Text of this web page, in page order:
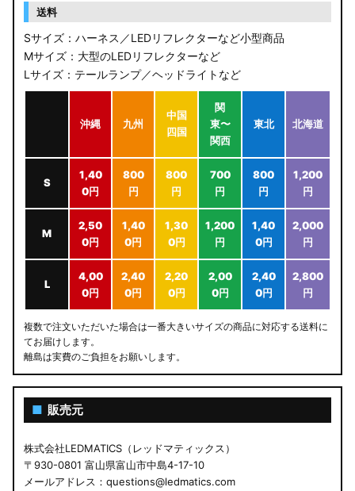
送料
Sサイズ：ハーネス／LEDリフレクターなど小型商品
Mサイズ：大型のLEDリフレクターなど
Lサイズ：テールランプ／ヘッドライトなど
沖縄 九州
中国
四国
関
東〜
関西
東北 北海道
S
1,40
0円
800
円
800
円
700
円
800
円
1,200
円
M
2,50
0円
1,40
0円
1,30
0円
1,200
円
1,40
0円
2,000
円
L
4,00
0円
2,40
0円
2,20
0円
2,00
0円
2,40
0円
2,800
円
複数で注文いただいた場合は一番大きいサイズの商品に対応する送料に
てお届けします。
離島は実費のご負担をお願いします。
■ 販売元
株式会社LEDMATICS（レッドマティックス）
〒930-0801 富山県富山市中島4-17-10
メールアドレス：questions@ledmatics.com